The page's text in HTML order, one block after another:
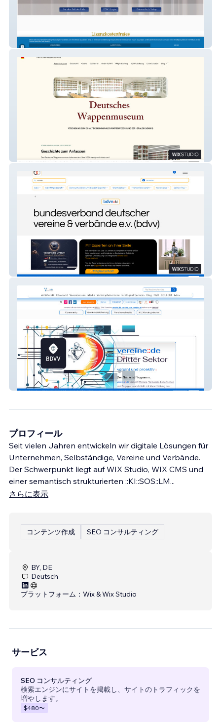
DSGVO app & flat
Deutsches Wappenmuseum
bdvv Webseite
vereine::de
プロフィール
Seit vielen Jahren entwickeln wir digitale Lösungen für
Unternehmen, Selbständige, Vereine und Verbände.
Der Schwerpunkt liegt auf WIX Studio, WIX CMS und
einer semantisch strukturierten ::KI::SOS::LM...
さらに表示
コンテンツ作成 SEO コンサルティング
BY, DE
Deutsch
プラットフォーム： Wix & Wix Studio
サービス
SEO コンサルティング
検索エンジンにサイトを掲載し、サイトのトラフィックを
増やします。
$480〜